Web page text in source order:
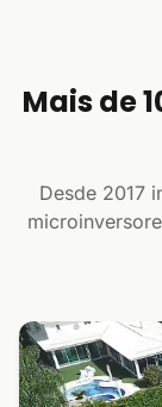
Mais de
Desde 2017